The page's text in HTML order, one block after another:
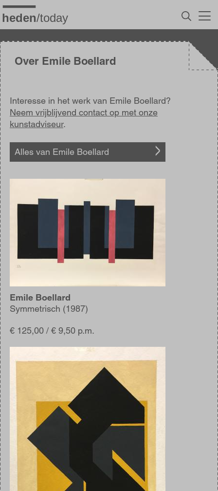
Overslaan
en
naar
inhoud
gaanOver Emile Boellard
Interesse in het werk van Emile Boellard?
Neem vrijblijvend contact op met onze
kunstadviseur.
Alles van Emile Boellard
Emile Boellard
Symmetrisch (1987)
€ 125,00 / € 9,50 p.m.